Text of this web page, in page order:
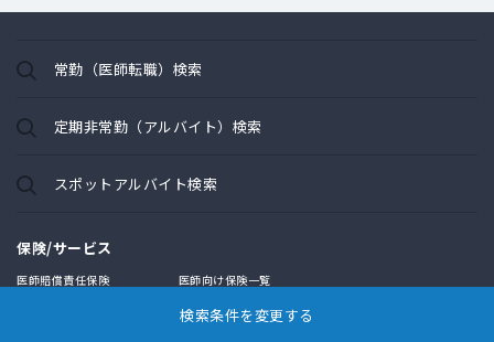
検索条件を変更する
常勤（医師転職）検索
定期非常勤（アルバイト）検索
スポットアルバイト検索
保険/サービス
医師賠償責任保険
医師向け保険一覧
民間医局書店